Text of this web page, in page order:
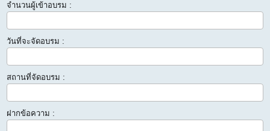
จำนวนผู้เข้าอบรม :
วันที่จะจัดอบรม :
สถานที่จัดอบรม :
ฝากข้อความ :